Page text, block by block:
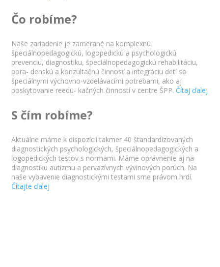
Čo robíme?
Naše zariadenie je zamerané na komplexnú
špeciálnopedagogickú, logopedickú a psychologickú
prevenciu, diagnostiku, špeciálnopedagogickú rehabilitáciu,
pora- denskú a konzultačnú činnosť a integráciu detí so
špeciálnymi výchovno-vzdelávacími potrebami, ako aj
poskytovanie reedu- kačných činností v centre ŠPP. Čítaj ďalej
S čím robíme?
Aktuálne máme k dispozícií takmer 40 štandardizovaných
diagnostických psychologických, špeciálnopedagogických a
logopedických testov s normami. Máme oprávnenie aj na
diagnostiku autizmu a pervazívnych vývinových porúch. Na
naše vybavenie diagnostickými testami sme právom hrdí.
Čítajte ďalej